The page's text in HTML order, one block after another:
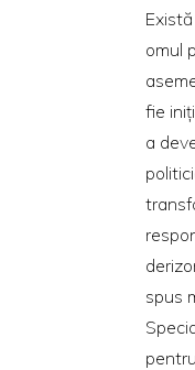
omul
fie
a
spus